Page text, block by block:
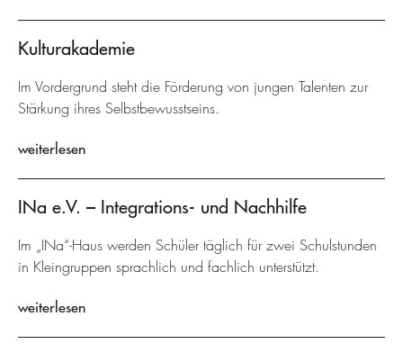
Kulturakademie
Im Vordergrund steht die Förderung von jungen Talenten zur
Stärkung ihres Selbstbewusstseins.
weiterlesen
INa e.V. – Integrations- und Nachhilfe
Im „INa“-Haus werden Schüler täglich für zwei Schulstunden
in Kleingruppen sprachlich und fachlich unterstützt.
weiterlesen